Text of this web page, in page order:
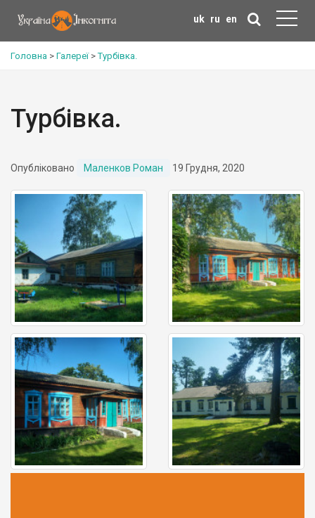
uk ru en
Головна > Галереї>Турбівка.
Турбівка.
Опубліковано Маленков Роман 19 Грудня, 2020